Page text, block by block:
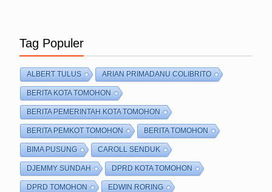
Tag Populer
ALBERT TULUS ARIAN PRIMADANU COLIBRITO
BERITA KOTA TOMOHON
BERITA PEMERINTAH KOTA TOMOHON
BERITA PEMKOT TOMOHON BERITA TOMOHON
BIMA PUSUNG CAROLL SENDUK
DJEMMY SUNDAH DPRD KOTA TOMOHON
DPRD TOMOHON EDWIN RORING